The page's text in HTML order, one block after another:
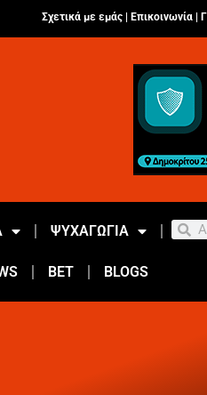
Σχετικά με εμάς | Επικοινωνία
ΨΥΧΑΓΩΓΙΑ
BET BLOGS